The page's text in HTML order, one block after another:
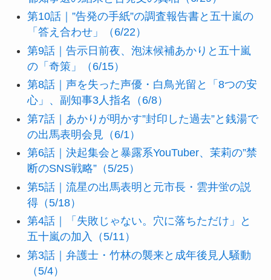
第10話｜”告発の手紙”の調査報告書と五十嵐の
「答え合わせ」（6/22）
第9話｜告示日前夜、泡沫候補あかりと五十嵐
の「奇策」（6/15）
第8話｜声を失った声優・白鳥光留と「8つの安
心」、副知事3人指名（6/8）
第7話｜あかりが明かす”封印した過去”と銭湯で
の出馬表明会見（6/1）
第6話｜決起集会と暴露系YouTuber、茉莉の”禁
断のSNS戦略”（5/25）
第5話｜流星の出馬表明と元市長・雲井蛍の説
得（5/18）
第4話｜「失敗じゃない。穴に落ちただけ」と
五十嵐の加入（5/11）
第3話｜弁護士・竹林の襲来と成年後見人騒動
（5/4）